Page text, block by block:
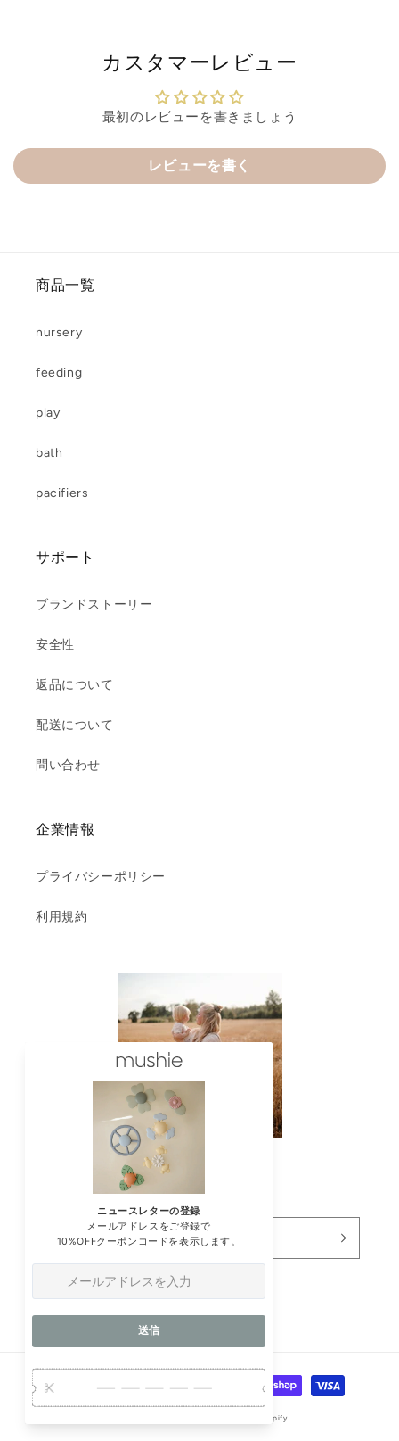
カスタマーレビュー
最初のレビューを書きましょう
レビューを書く
商品一覧
nursery
feeding
play
bath
pacifiers
サポート
ブランドストーリー
安全性
返品について
配送について
問い合わせ
企業情報
プライバシーポリシー
利用規約
ニュースレターの登録
メール
Instagram
方
Powered by Shopify